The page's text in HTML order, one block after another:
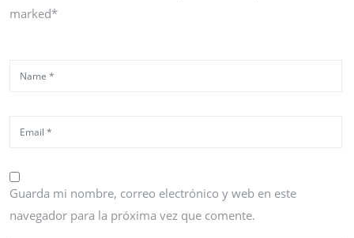
marked*
Guarda mi nombre, correo electrónico y web en este
navegador para la próxima vez que comente.